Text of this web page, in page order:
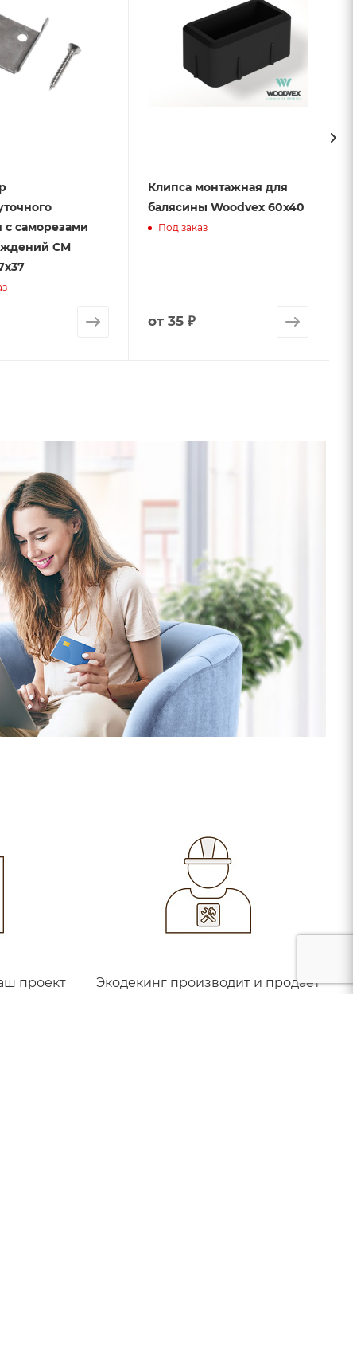
саморезами
CM
Клипса монтажная для
балясины Woodvex 60х40
Под заказ
от 35 ₽
проект
Экодекинг производит и продает